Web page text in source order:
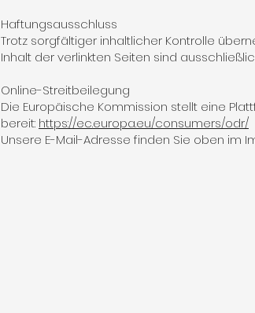
Haftungsausschluss
Trotz sorgfältiger inhaltlicher Kontrolle
Inhalt der verlinkten Seiten sind
Online-Streitbeilegung
Die Europäische Kommission stellt eine
bereit: https://ec.europa.eu/consumers/odr/
Unsere E-Mail-Adresse finden Sie oben im